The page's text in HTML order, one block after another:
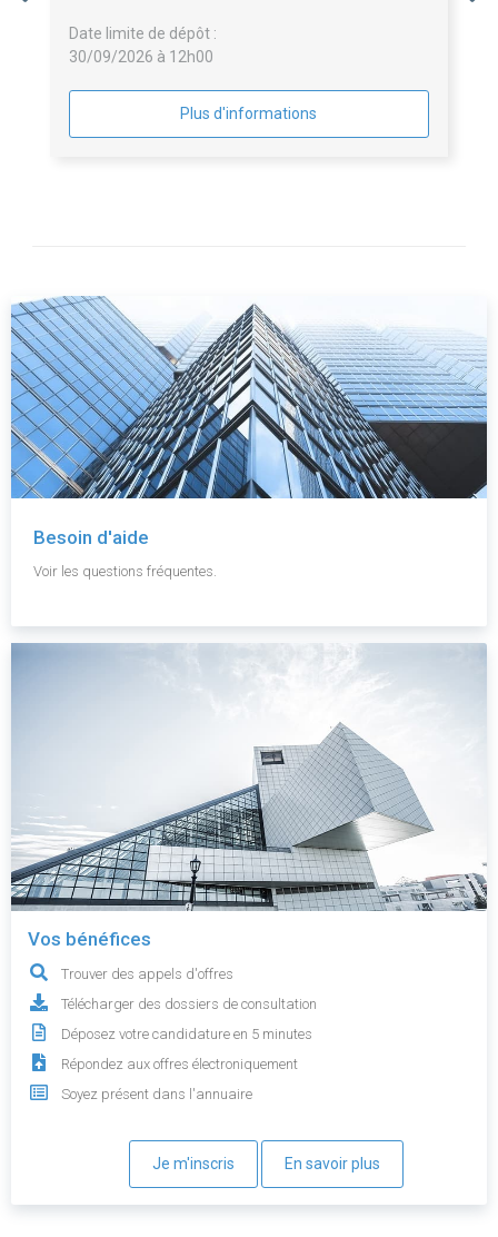
Date limite de dépôt :
30/09/2026 à 12h00
Plus d'informations
Besoin d'aide
Voir les questions fréquentes.
Vos bénéfices
Trouver des appels d'offres
Télécharger des dossiers de consultation
Déposez votre candidature en 5 minutes
Répondez aux offres électroniquement
Soyez présent dans l'annuaire
Je m'inscris En savoir plus